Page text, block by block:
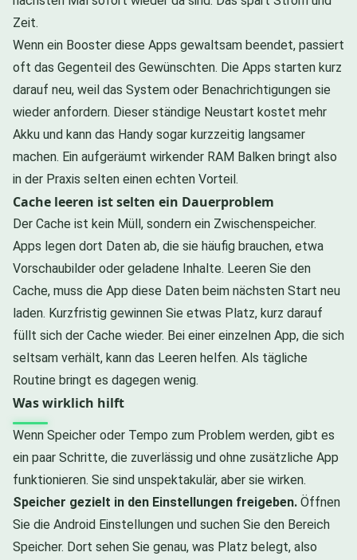
Zeit.
Wenn ein Booster diese Apps gewaltsam beendet, passiert
oft das Gegenteil des Gewünschten. Die Apps starten kurz
darauf neu, weil das System oder Benachrichtigungen sie
wieder anfordern. Dieser ständige Neustart kostet mehr
Akku und kann das Handy sogar kurzzeitig langsamer
machen. Ein aufgeräumt wirkender RAM Balken bringt also
in der Praxis selten einen echten Vorteil.
Cache leeren ist selten ein Dauerproblem
Der Cache ist kein Müll, sondern ein Zwischenspeicher.
Apps legen dort Daten ab, die sie häufig brauchen, etwa
Vorschaubilder oder geladene Inhalte. Leeren Sie den
Cache, muss die App diese Daten beim nächsten Start neu
laden. Kurzfristig gewinnen Sie etwas Platz, kurz darauf
füllt sich der Cache wieder. Bei einer einzelnen App, die sich
seltsam verhält, kann das Leeren helfen. Als tägliche
Routine bringt es dagegen wenig.
Was wirklich hilft
Wenn Speicher oder Tempo zum Problem werden, gibt es
ein paar Schritte, die zuverlässig und ohne zusätzliche App
funktionieren. Sie sind unspektakulär, aber sie wirken.
Speicher gezielt in den Einstellungen freigeben. Öffnen
Sie die Android Einstellungen und suchen Sie den Bereich
Speicher. Dort sehen Sie genau, was Platz belegt, also